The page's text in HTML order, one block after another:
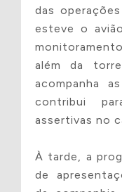
com
Sobre
Nome da
das
esteve o
além da
acompanha
contribui
assertivas no
À tarde, a
de